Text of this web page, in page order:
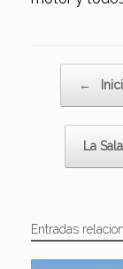
←
La
Entradas